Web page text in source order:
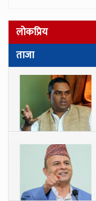
लोकप्रिय
ताजा